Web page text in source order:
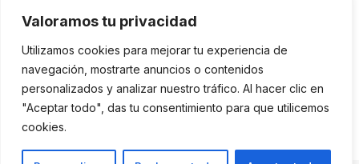
Valoramos tu privacidad
Utilizamos cookies para mejorar tu experiencia de
navegación, mostrarte anuncios o contenidos
personalizados y analizar nuestro tráfico. Al hacer clic en
"Aceptar todo", das tu consentimiento para que utilicemos
cookies.
Pedidos Online Glovo
Contacto